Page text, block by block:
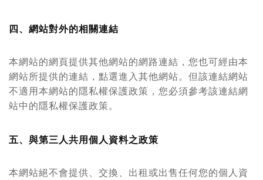
四、網站對外的相關連結
本網站的網頁提供其他網站的網路連結，您也可經由本
網站所提供的連結，點選進入其他網站。但該連結網站
不適用本網站的隱私權保護政策，您必須參考該連結網
站中的隱私權保護政策。
五、與第三人共用個人資料之政策
本網站絕不會提供、交換、出租或出售任何您的個人資